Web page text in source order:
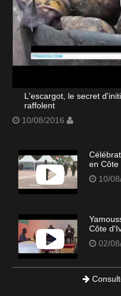
L'escargot, le secret
raffolent
10/08/2016
en Côte
10/
Côte
02/